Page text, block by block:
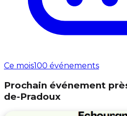
Ce mois100 événements
Prochain événement
de-Pradoux